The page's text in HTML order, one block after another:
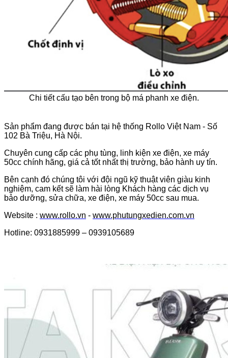
Chi tiết cấu tạo bên trong bộ má phanh xe điện.
Sản phẩm đang được bán tại hệ thống Rollo Việt Nam - Số
102 Bà Triệu, Hà Nội.
Chuyên cung cấp các phụ tùng, linh kiện xe điện, xe máy
50cc chính hãng, giá cả tốt nhất thị trường, bảo hành uy tín.
Bên cạnh đó chúng tôi với đội ngũ kỹ thuật viên giàu kinh
nghiệm, cam kết sẽ làm hài lòng Khách hàng các dịch vụ
bảo dưỡng, sửa chữa, xe điện, xe máy 50cc sau mua.
Website : www.rollo.vn - www.phutungxedien.com.vn
Hotline: 0931885999 – 0939105689